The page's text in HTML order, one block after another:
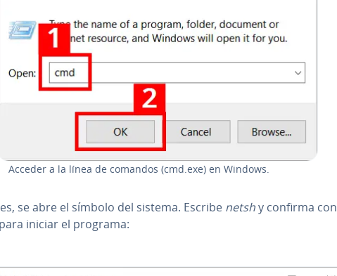
Acceder a la línea de comandos (cmd.exe) en Windows.
se abre el símbolo del sistema. Escribe netshy confirma con
iniciar el programa: